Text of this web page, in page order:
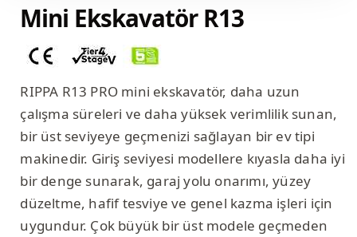
Mini Ekskavatör R13
RIPPA R13 PRO mini ekskavatör, daha uzun
çalışma süreleri ve daha yüksek verimlilik sunan,
bir üst seviyeye geçmenizi sağlayan bir ev tipi
makinedir. Giriş seviyesi modellere kıyasla daha iyi
bir denge sunarak, garaj yolu onarımı, yüzey
düzeltme, hafif tesviye ve genel kazma işleri için
uygundur. Çok büyük bir üst modele geçmeden